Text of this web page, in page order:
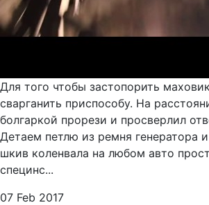
Для того чтобы застопорить
сварганить приспособу. На
болгаркой прорези и просверлил
Детаем петлю из ремня генератора
шкив коленвала на любом авто
специнс...
07 Feb 2017